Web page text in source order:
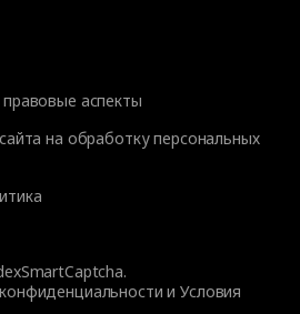
аспекты
на обработку персональных
иУсловия